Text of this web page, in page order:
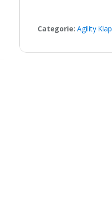
Categorie:Agility Klap